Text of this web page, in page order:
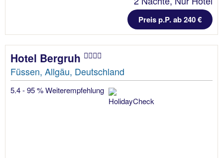
Preis p.P. ab 240 €
Hotel Bergruh
Füssen, Allgäu, Deutschland
5.4 - 95 % Weiterempfehlung